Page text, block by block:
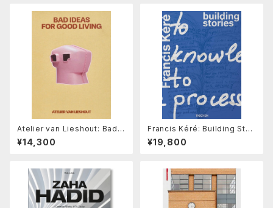
Atelier van Lieshout: Bad I
deas for Good Living
¥14,300
Francis Kéré: Building Stor
ies
¥19,800